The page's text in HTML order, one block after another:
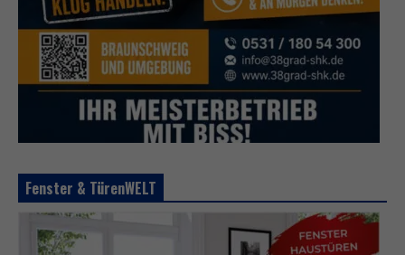
Fenster & TürenWELT